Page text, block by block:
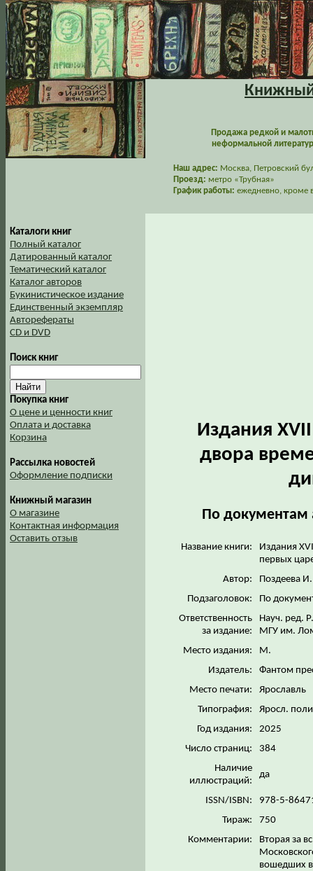
Книжный
Продажа редкой и
неформальной
Наш адрес: Москва, Петровский
Проезд: метро «Трубная»
График работы: ежедневно, кроме
Каталоги книг
Полный каталог
Датированный каталог
Тематический каталог
Каталог авторов
Букинистическое издание
Единственный экземпляр
Авторефераты
CD и DVD
Поиск книг
Покупка книг
О цене и ценности книг
Оплата и доставка
Корзина
Рассылка новостей
Оформление подписки
Книжный магазин
О магазине
Контактная информация
Оставить отзыв
Издания
двора
По документам
Название книги:
Издания
первых
Автор:
Поздеева
Подзаголовок:
По
Ответственность
за издание:
Науч. ред.
МГУ им.
Место издания:
М.
Издатель:
Фантом
Место печати:
Ярославль
Типография:
Яросл.
Год издания:
2025
Число страниц:
384
Наличие
иллюстраций:
да
ISSN/ISBN:
978-5-
Тираж:
750
Комментарии:
Вторая за
вошедших